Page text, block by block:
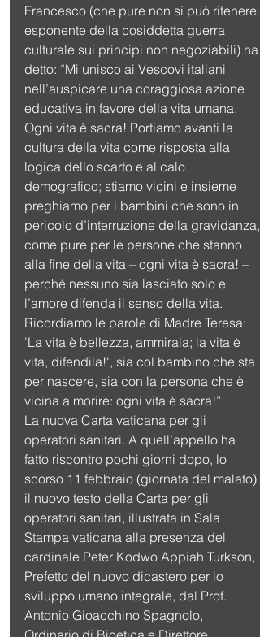
Francesco (che pure non si può ritenere
esponente della cosiddetta guerra
culturale sui principi non negoziabili) ha
detto: “Mi unisco ai Vescovi italiani
nell’auspicare una coraggiosa azione
educativa in favore della vita umana.
Ogni vita è sacra! Portiamo avanti la
cultura della vita come risposta alla
logica dello scarto e al calo
demografico; stiamo vicini e insieme
preghiamo per i bambini che sono in
pericolo d’interruzione della gravidanza,
come pure per le persone che stanno
alla fine della vita – ogni vita è sacra! –
perché nessuno sia lasciato solo e
l’amore difenda il senso della vita.
Ricordiamo le parole di Madre Teresa:
'La vita è bellezza, ammirala; la vita è
vita, difendila!', sia col bambino che sta
per nascere, sia con la persona che è
vicina a morire: ogni vita è sacra!”
La nuova Carta vaticana per gli
operatori sanitari. A quell’appello ha
fatto riscontro pochi giorni dopo, lo
scorso 11 febbraio (giornata del malato)
il nuovo testo della Carta per gli
operatori sanitari, illustrata in Sala
Stampa vaticana alla presenza del
cardinale Peter Kodwo Appiah Turkson,
Prefetto del nuovo dicastero per lo
sviluppo umano integrale, dal Prof.
Antonio Gioacchino Spagnolo,